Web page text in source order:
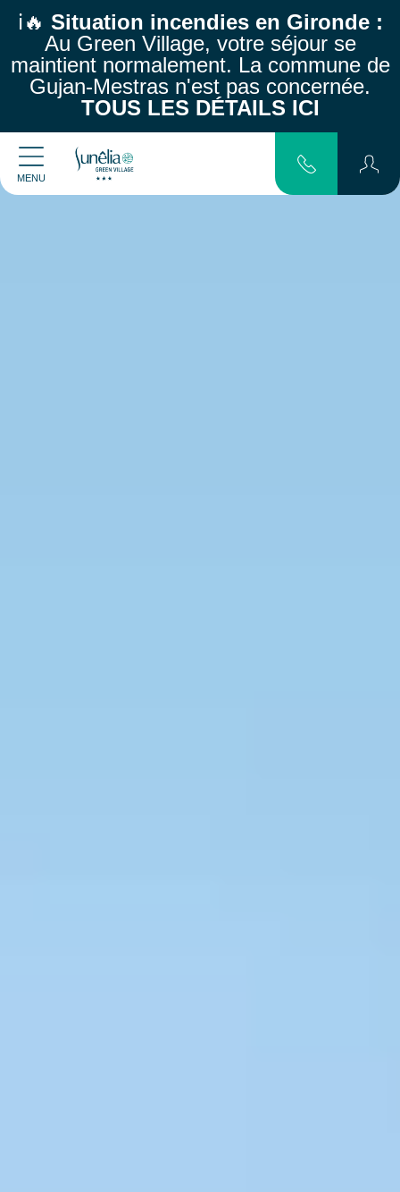
ℹ️🔥 Situation incendies en Gironde :
Au Green Village, votre séjour se
maintient normalement. La commune de
Gujan-Mestras n'est pas concernée.
TOUS LES DÉTAILS ICI
MENU